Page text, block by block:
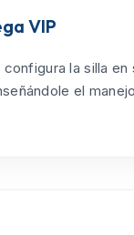
VIP
la silla en
el